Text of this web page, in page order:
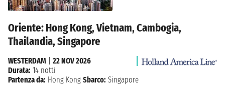
Oriente: Hong Kong, Vietnam, Cambogia,
Thailandia, Singapore
WESTERDAM
22 NOV 2026
Durata: 14 notti
Partenza da: Hong Kong Sbarco: Singapore